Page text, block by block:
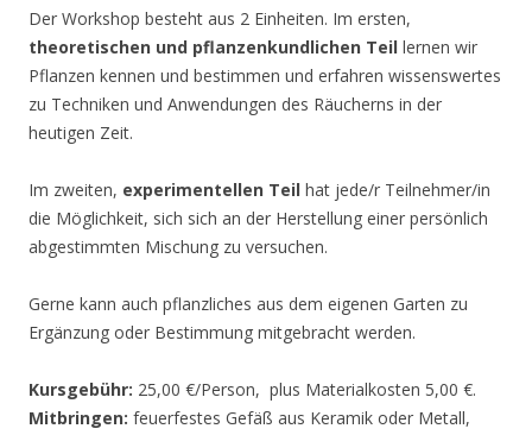
Der Workshop besteht aus 2 Einheiten. Im ersten,
theoretischen und pflanzenkundlichen Teil lernen wir
Pflanzen kennen und bestimmen und erfahren wissenswertes
zu Techniken und Anwendungen des Räucherns in der
heutigen Zeit.
Im zweiten, experimentellen Teil hat jede/r Teilnehmer/in
die Möglichkeit, sich sich an der Herstellung einer persönlich
abgestimmten Mischung zu versuchen.
Gerne kann auch pflanzliches aus dem eigenen Garten zu
Ergänzung oder Bestimmung mitgebracht werden.
Kursgebühr: 25,00 €/Person, plus Materialkosten 5,00 €.
Mitbringen: feuerfestes Gefäß aus Keramik oder Metall,